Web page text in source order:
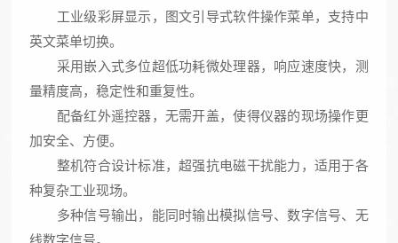
工业级彩屏显示，图文引导式软件操作菜单，支持中
英文菜单切换。
采用嵌入式多位超低功耗微处理器，响应速度快，测
量精度高，稳定性和重复性。
配备红外遥控器，无需开盖，使得仪器的现场操作更
加安全、方便。
整机符合设计标准，超强抗电磁干扰能力，适用于各
种复杂工业现场。
多种信号输出，能同时输出模拟信号、数字信号、无
线数字信号。